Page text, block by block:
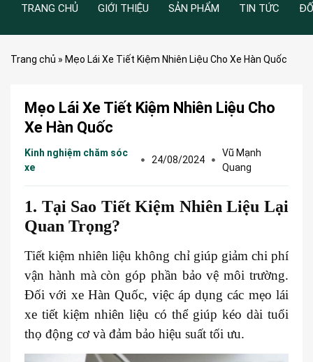
TRANG CHỦ GIỚI THIỆU SẢN PHẨM TIN TỨC
Trang chủ » Mẹo Lái Xe Tiết Kiệm Nhiên Liệu Cho Xe Hàn Quốc
Mẹo Lái Xe Tiết Kiệm Nhiên Liệu Cho
Xe Hàn Quốc
Kinh nghiệm chăm sóc
xe
24/08/2024
Vũ Mạnh
Quang
1. Tại Sao Tiết Kiệm Nhiên Liệu Lại
Quan Trọng?
Tiết kiệm nhiên liệu không chỉ giúp giảm chi phí
vận hành mà còn góp phần bảo vệ môi trường.
Đối với xe Hàn Quốc, việc áp dụng các mẹo lái
xe tiết kiệm nhiên liệu có thể giúp kéo dài tuổi
thọ động cơ và đảm bảo hiệu suất tối ưu.